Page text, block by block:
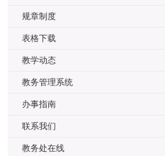
规章制度
表格下载
教学动态
教务管理系统
办事指南
联系我们
教务处在线